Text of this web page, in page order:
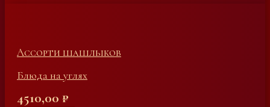
Ассорти шашлыков
Блюда на углях
4510,00 ₽